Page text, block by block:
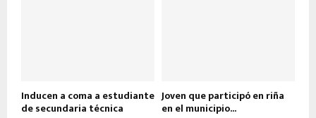
Inducen a coma a estudiante
de secundaria técnica
Joven que participó en riña
en el municipio...